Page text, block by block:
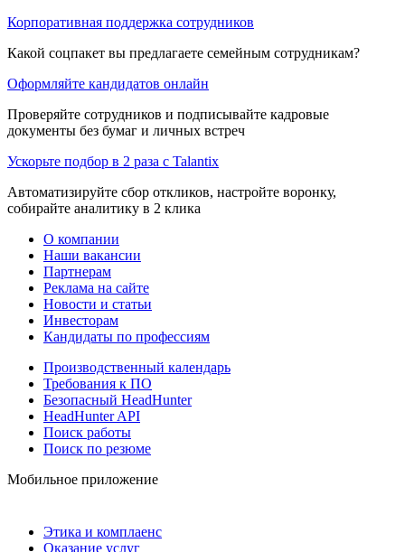
Корпоративная поддержка сотрудников
Какой соцпакет вы предлагаете семейным сотрудникам?
Оформляйте кандидатов онлайн
Проверяйте сотрудников и подписывайте кадровые
документы без бумаг и личных встреч
Ускорьте подбор в 2 раза с Talantix
Автоматизируйте сбор откликов, настройте воронку,
собирайте аналитику в 2 клика
О компании
Наши вакансии
Партнерам
Реклама на сайте
Новости и статьи
Инвесторам
Кандидаты по профессиям
Производственный календарь
Требования к ПО
Безопасный HeadHunter
HeadHunter API
Поиск работы
Поиск по резюме
Мобильное приложение
Этика и комплаенс
Оказание услуг